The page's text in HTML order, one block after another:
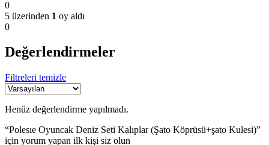
0
5 üzerinden 1 oy aldı
0
Değerlendirmeler
Filtreleri temizle
Henüz değerlendirme yapılmadı.
“Polesıe Oyuncak Deniz Seti Kalıplar (Şato Köprüsü+şato Kulesi)”
için yorum yapan ilk kişi siz olun